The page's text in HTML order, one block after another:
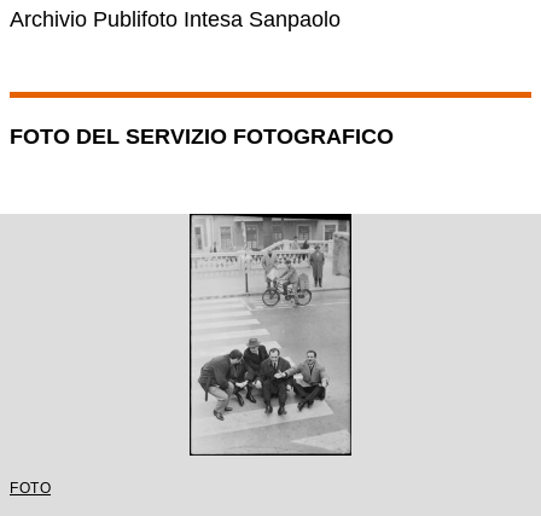
Archivio Publifoto Intesa Sanpaolo
FOTO DEL SERVIZIO FOTOGRAFICO
FOTO